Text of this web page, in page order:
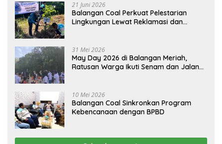
21 Juni 2026
Balangan Coal Perkuat Pelestarian
Lingkungan Lewat Reklamasi dan
31 Mei 2026
May Day 2026 di Balangan Meriah,
Ratusan Warga Ikuti Senam dan Jalan
10 Mei 2026
Balangan Coal Sinkronkan Program
Kebencanaan dengan BPBD